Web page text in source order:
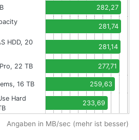
282,27
281,74
HDD, 20
281,14
22 TB 277,71
16 TB
259,63
Hard
233,69
Angaben in MB/sec (mehr ist besser)